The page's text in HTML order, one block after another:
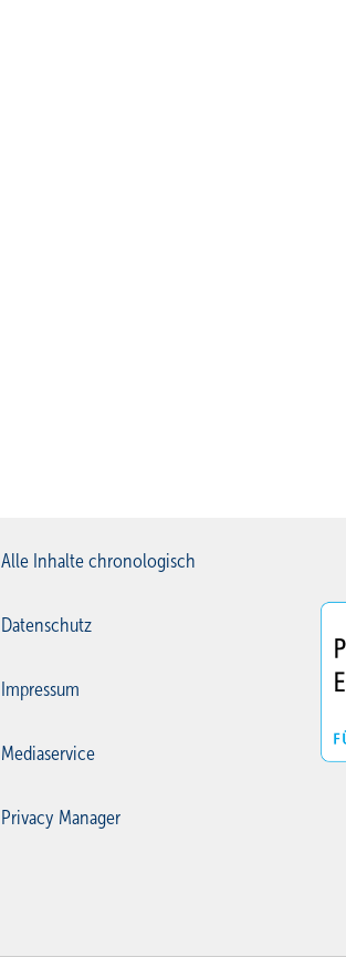
Alle Inhalte chronologisch
Datenschutz
Impressum
Mediaservice
Privacy Manager